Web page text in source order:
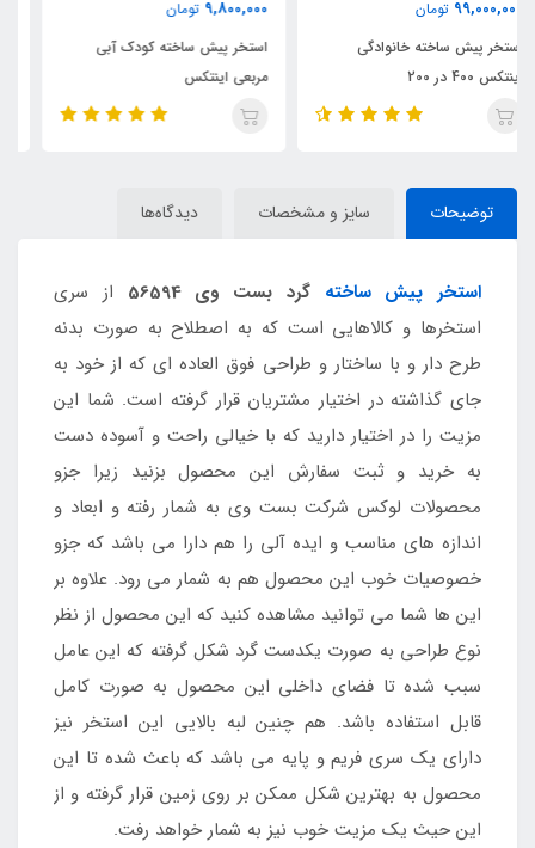
9,800,000 تومان
استخر پیش ساخته کودک آبی
مربعی اینتکس
91,000,000
84,950,000
در 201 مستطیلی
توضیحات سایز و مشخصات دیدگاه‌ها
استخر پیش ساخته گرد بست وی 56594
از سری
استخرها و کالاهایی است که به اصطلاح به صورت بدنه
طرح دار و با ساختار و طراحی فوق العاده ای که از خود به
جای گذاشته در اختیار مشتریان قرار گرفته است. شما این
مزیت را در اختیار دارید که با خیالی راحت و آسوده دست
به خرید و ثبت سفارش این محصول بزنید زیرا جزو
محصولات لوکس شرکت بست وی به شمار رفته و ابعاد و
اندازه های مناسب و ایده آلی را هم دارا می باشد که جزو
خصوصیات خوب این محصول هم به شمار می رود. علاوه بر
این ها شما می توانید مشاهده کنید که این محصول از نظر
نوع طراحی به صورت یکدست گرد شکل گرفته که این عامل
سبب شده تا فضای داخلی این محصول به صورت کامل
قابل استفاده باشد. هم چنین لبه بالایی این استخر نیز
دارای یک سری فریم و پایه می باشد که باعث شده تا این
محصول به بهترین شکل ممکن بر روی زمین قرار گرفته و از
این حیث یک مزیت خوب نیز به شمار خواهد رفت.